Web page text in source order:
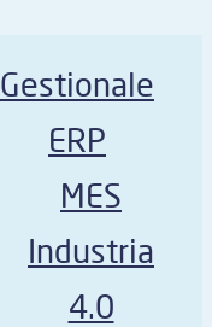
Gestionale
ERP
MES
Industria
4.0